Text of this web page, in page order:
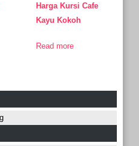
Harga Kursi Cafe
Kayu Kokoh
Read more